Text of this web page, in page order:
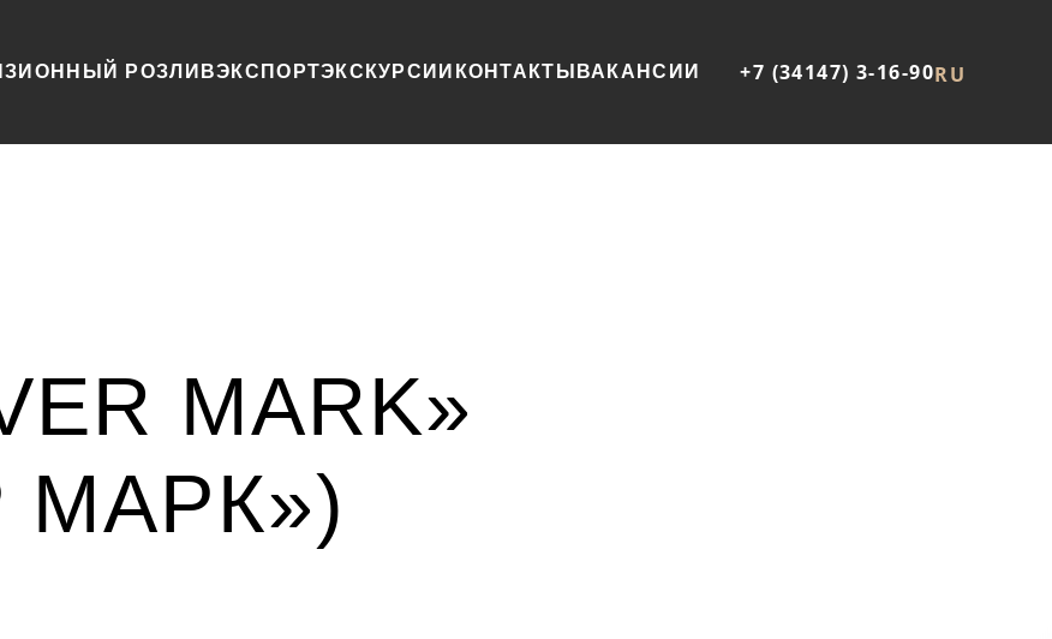
РОЗЛИВЭКСПОРТЭКСКУРСИИ КОНТАКТЫ ВАКАНСИИ +7 (34147) 3-16-90RU
MARK»
МАРК»)